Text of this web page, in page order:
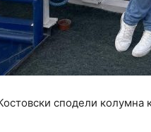
сподели колумна